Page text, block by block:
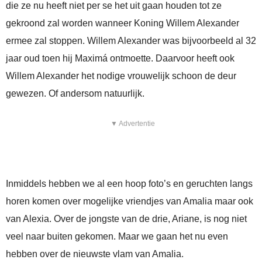
die ze nu heeft niet per se het uit gaan houden tot ze
gekroond zal worden wanneer Koning Willem Alexander
ermee zal stoppen. Willem Alexander was bijvoorbeeld al 32
jaar oud toen hij Maximá ontmoette. Daarvoor heeft ook
Willem Alexander het nodige vrouwelijk schoon de deur
gewezen. Of andersom natuurlijk.
▼ Advertentie
Inmiddels hebben we al een hoop foto’s en geruchten langs
horen komen over mogelijke vriendjes van Amalia maar ook
van Alexia. Over de jongste van de drie, Ariane, is nog niet
veel naar buiten gekomen. Maar we gaan het nu even
hebben over de nieuwste vlam van Amalia.